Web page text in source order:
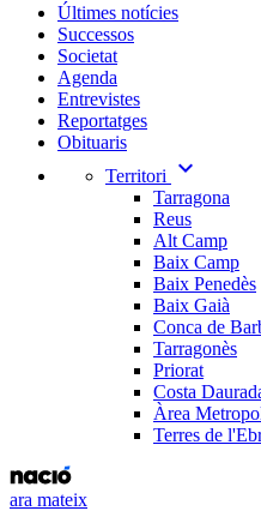
Últimes notícies
Successos
Societat
Agenda
Entrevistes
Reportatges
Obituaris
Territori
expand_more
Tarragona
Reus
Alt Camp
Baix Camp
Baix Penedès
Baix Gaià
Conca de
Tarragonès
Priorat
Costa
Àrea
Terres de
ara mateix